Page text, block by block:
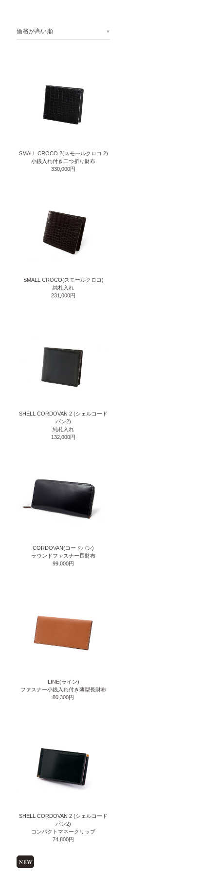
価格が高い順
SMALL CROCO 2(スモールクロコ 2)
小銭入れ付き二つ折り財布
330,000円
SMALL CROCO(スモールクロコ)
純札入れ
231,000円
SHELL CORDOVAN 2 (シェルコード
バン2)
純札入れ
132,000円
CORDOVAN(コードバン)
ラウンドファスナー長財布
99,000円
LINE(ライン)
ファスナー小銭入れ付き薄型長財布
80,300円
SHELL CORDOVAN 2 (シェルコード
バン2)
コンパクトマネークリップ
74,800円